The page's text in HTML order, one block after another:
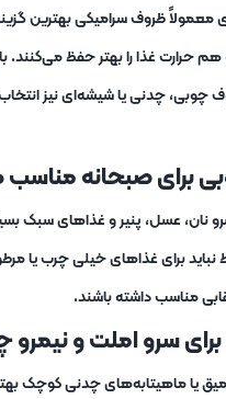
معمولاً ظروف سرامیکی بهترین
حرارت غذا را بهتر حفظ می‌کنند.
چوبی، چدنی یا شیشه‌ای نیز
نان، عسل، پنیر و غذاهای سبک
نباید برای غذاهای خیلی چرب یا
مناسب داشته باشند.
یا ماهیتابه‌های چدنی کوچک